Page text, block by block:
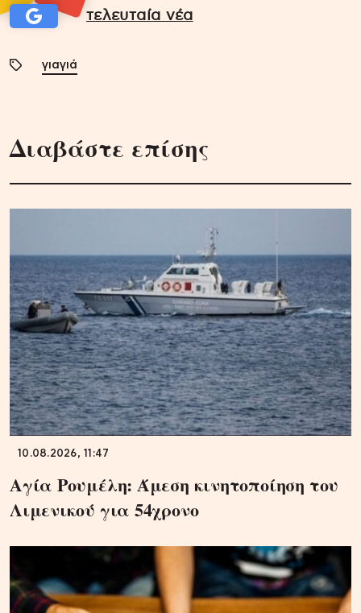
τελευταία νέα
γιαγιά
Διαβάστε επίσης
10.08.2026, 11:47
Αγία Ρουμέλη: Άμεση κινητοποίηση του
Λιμενικού για 54χρονο